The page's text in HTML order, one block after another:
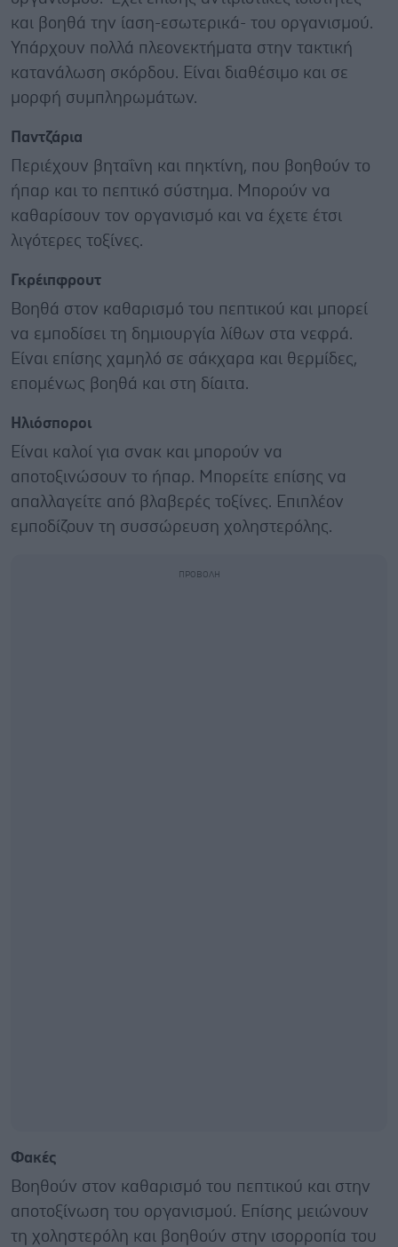
και βοηθά την ίαση-εσωτερικά- του οργανισμού.
Υπάρχουν πολλά πλεονεκτήματα στην τακτική
κατανάλωση σκόρδου. Είναι διαθέσιμο και σε
μορφή συμπληρωμάτων.
Παντζάρια
Περιέχουν βηταΐνη και πηκτίνη, που βοηθούν το
ήπαρ και το πεπτικό σύστημα. Μπορούν να
καθαρίσουν τον οργανισμό και να έχετε έτσι
λιγότερες τοξίνες.
Γκρέιπφρουτ
Βοηθά στον καθαρισμό του πεπτικού και μπορεί
να εμποδίσει τη δημιουργία λίθων στα νεφρά.
Είναι επίσης χαμηλό σε σάκχαρα και θερμίδες,
επομένως βοηθά και στη δίαιτα.
Ηλιόσποροι
Είναι καλοί για σνακ και μπορούν να
αποτοξινώσουν το ήπαρ. Μπορείτε επίσης να
απαλλαγείτε από βλαβερές τοξίνες. Επιπλέον
εμποδίζουν τη συσσώρευση χοληστερόλης.
Φακές
Βοηθούν στον καθαρισμό του πεπτικού και στην
αποτοξίνωση του οργανισμού. Επίσης μειώνουν
τη χοληστερόλη και βοηθούν στην ισορροπία του